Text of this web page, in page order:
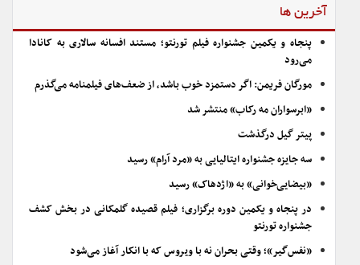
آخرین ها
پنجاه و یکمین جشنواره فیلم تورنتو؛ مستند افسانه سالاری به کانادا
می‌رود
مورگان فریمن: اگر دستمزد خوب باشد، از ضعف‌های فیلمنامه می‌گذرم
«ابرسواران مه رکاب» منتشر شد
پیتر گیل درگذشت
سه جایزه جشنواره ایتالیایی به «مرد آرام» رسید
«بیضایی‌خوانی» به «اژدهاک» رسید
در پنجاه و یکمین دوره برگزاری؛ فیلم قصیده گلمکانی در بخش کشف
جشنواره تورنتو
«نفس‌گیر»؛ وقتی بحران نه با ویروس که با انکار آغاز می‌شود